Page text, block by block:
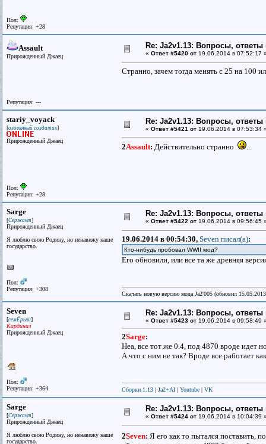
Пол:
Репутация: +28
Assault
Прирожденный Джаец
Репутация: ---
Re: Ja2v1.13: Вопросы,
« Ответ #5420 от 19.06.2014 в 07:52:17
Странно, зачем тогда менять с 25 на 100
stariy_voyack
[оловянный солдатик]
Прирожденный Джаец
Пол:
Репутация: +28
Re: Ja2v1.13: Вопросы,
« Ответ #5421 от 19.06.2014 в 07:53:34
2Assault: Действительно странно ...
Sarge
[Сержант]
Прирожденный Джаец
Я люблю свою Родину, но ненавижу наше
государство.
Пол:
Репутация: +308
Re: Ja2v1.13: Вопросы,
« Ответ #5422 от 19.06.2014 в 09:56:45
19.06.2014 в 00:54:30, Seven писал(a):
Кто-нибудь пробовал WWII мод?
Его обновили, или все та же древняя
Скачать новую версию мода Ja2'005 (обновил
Seven
[семЁрыш]
Кардинал
Прирожденный Джаец
Пол:
Репутация: +364
Re: Ja2v1.13: Вопросы,
« Ответ #5423 от 19.06.2014 в 09:58:49
2Sarge:
Неа, все тот же 0.4, под 4870 вроде идет
А что с ним не так? Вроде все работает
Сборки 1.13 | Ja2+AI | Youtube | VK
Sarge
[Сержант]
Прирожденный Джаец
Я люблю свою Родину, но ненавижу наше
государство.
Re: Ja2v1.13: Вопросы,
« Ответ #5424 от 19.06.2014 в 10:04:39
2Seven: Я его как то пытался поставить,